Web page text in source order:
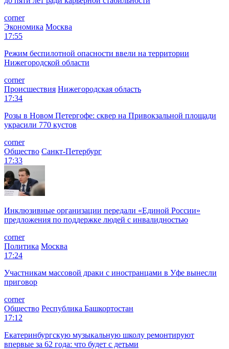
corner
Экономика Москва
17:55
Режим беспилотной опасности ввели на территории
Нижегородской области
corner
Происшествия Нижегородская область
17:34
Розы в Новом Петергофе: сквер на Привокзальной площади
украсили 770 кустов
corner
Общество Санкт-Петербург
17:33
Инклюзивные организации передали «Единой России»
предложения по поддержке людей с инвалидностью
corner
Политика Москва
17:24
Участникам массовой драки с иностранцами в Уфе вынесли
приговор
corner
Общество Республика Башкортостан
17:12
Екатеринбургскую музыкальную школу ремонтируют
впервые за 62 года: что будет с детьми